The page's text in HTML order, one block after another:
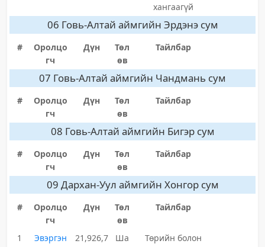
хангаагүй
06 Говь-Алтай аймгийн Эрдэнэ сум
#
Оролцо
гч
Дүн
Төл
өв
Тайлбар
07 Говь-Алтай аймгийн Чандмань сум
#
Оролцо
гч
Дүн
Төл
өв
Тайлбар
08 Говь-Алтай аймгийн Бигэр сум
#
Оролцо
гч
Дүн
Төл
өв
Тайлбар
09 Дархан-Уул аймгийн Хонгор сум
#
Оролцо
гч
Дүн
Төл
өв
Тайлбар
1
Эвэргэн
21,926,7
Ша
Төрийн болон